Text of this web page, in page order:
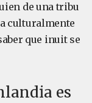
de una tribu
culturalmente
que inuit se
es